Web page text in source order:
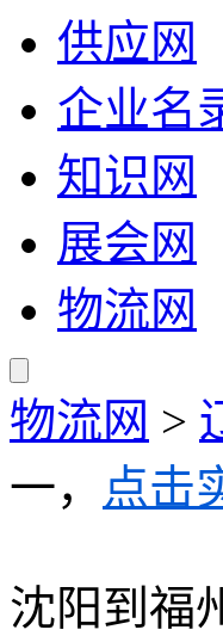
供应网
企业名
知识网
展会网
物流网
物流网 >
一， 点击
沈阳到福